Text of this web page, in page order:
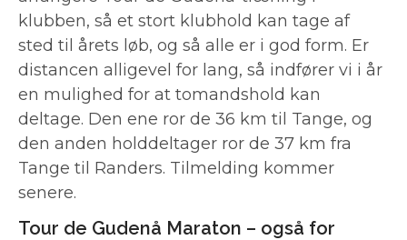
klubben, så et stort klubhold kan tage af
sted til årets løb, og så alle er i god form. Er
distancen alligevel for lang, så indfører vi i år
en mulighed for at tomandshold kan
deltage. Den ene ror de 36 km til Tange, og
den anden holddeltager ror de 37 km fra
Tange til Randers. Tilmelding kommer
senere.
Tour de Gudenå Maraton – også for